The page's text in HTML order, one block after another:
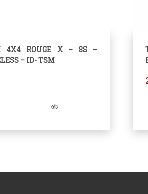
4X4 ROUGE X – 8S –
– ID- TSM